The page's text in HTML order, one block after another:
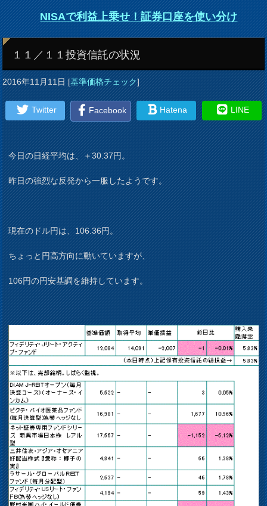
NISAで利益上乗せ！証券口座を使い分け
１１／１１投資信託の状況
2016年11月11日[基準価格チェック]
Twitter Facebook Hatena LINE
今日の日経平均は、＋30.37円。
昨日の強烈な反発から一服したようです。
現在のドル円は、106.36円。
ちょっと円高方向に動いていますが、
106円の円安基調を維持しています。